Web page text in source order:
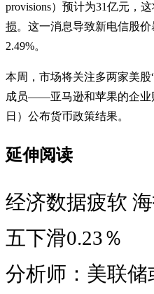
provisions）预计为31亿元，
损。这一消息导致新电信股
2.49%。
本周，市场将关注多两家美股
成员——亚马逊和苹果的企业
日）公布货币政策结果。
延伸阅读
经济数据疲软
五下滑0.23％
分析师：美联储